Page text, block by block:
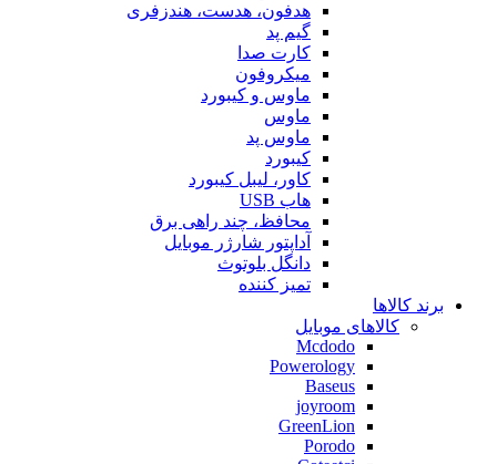
هدفون، هدست، هندزفری
گیم پد
کارت صدا
میکروفون
ماوس و کیبورد
ماوس
ماوس پد
کیبورد
کاور، لیبل کیبورد
هاب USB
محافظ، چند راهی برق
آداپتور شارژر موبایل
دانگل بلوتوث
تمیز کننده
برند کالاها
کالاهای موبایل
Mcdodo
Powerology
Baseus
joyroom
GreenLion
Porodo